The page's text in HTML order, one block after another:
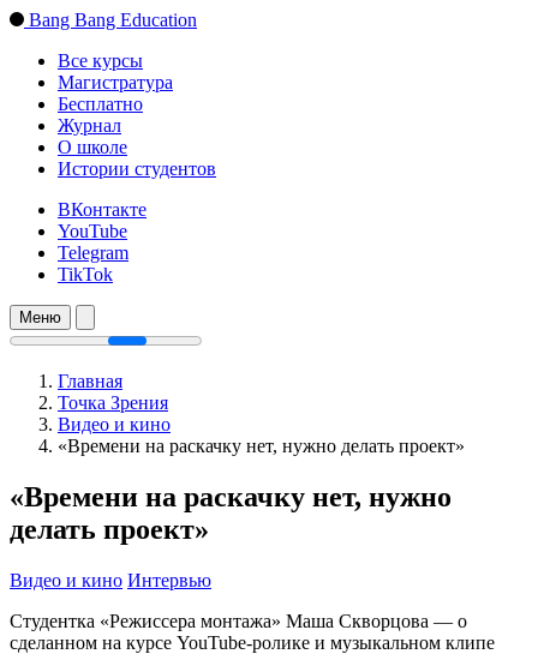
Bang Bang Education
Все курсы
Магистратура
Бесплатно
Журнал
О школе
Истории студентов
ВКонтакте
YouTube
Telegram
TikTok
Меню
Главная
Точка Зрения
Видео и кино
«Времени на раскачку нет, нужно делать проект»
«Времени на раскачку нет, нужно
делать проект»
Видео и кино Интервью
Студентка «Режиссера монтажа» Маша Скворцова — о
сделанном на курсе YouTube-ролике и музыкальном клипе